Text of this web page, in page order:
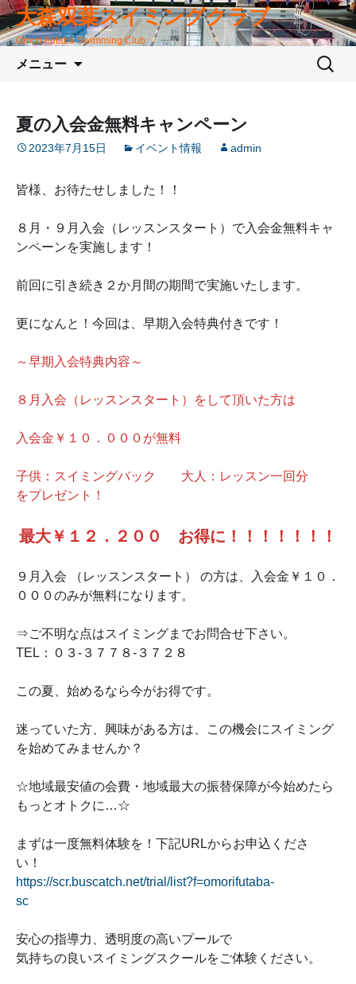
大森双葉スイミングクラブ
Omori Futaba Swimming Club
メニュー
ン
ツ
へ
動
検
夏の入会金無料キャンペーン
2023年7月15日 イベント情報 admin
皆様、お待たせしました！！
８月・９月入会（レッスンスタート）で入会金無料キャ
ンペーンを実施します！
前回に引き続き２か月間の期間で実施いたします。
更になんと！今回は、早期入会特典付きです！
～早期入会特典内容～
８月入会（レッスンスタート）をして頂いた方は
入会金￥１０．０００が無料
子供：スイミングバック 大人：レッスン一回分
をプレゼント！
最大￥１２．２００ お得に！！！！！！！
９月入会 （レッスンスタート） の方は、入会金￥１０．
０００のみが無料になります。
⇒ご不明な点はスイミングまでお問合せ下さい。
TEL：０３‐３７７８‐３７２８
この夏、始めるなら今がお得です。
迷っていた方、興味がある方は、この機会にスイミング
を始めてみませんか？
☆地域最安値の会費・地域最大の振替保障が今始めたら
もっとオトクに…☆
まずは一度無料体験を！下記URLからお申込くださ
い！
https://scr.buscatch.net/trial/list?f=omorifutaba-
sc
安心の指導力、透明度の高いプールで
気持ちの良いスイミングスクールをご体験ください。